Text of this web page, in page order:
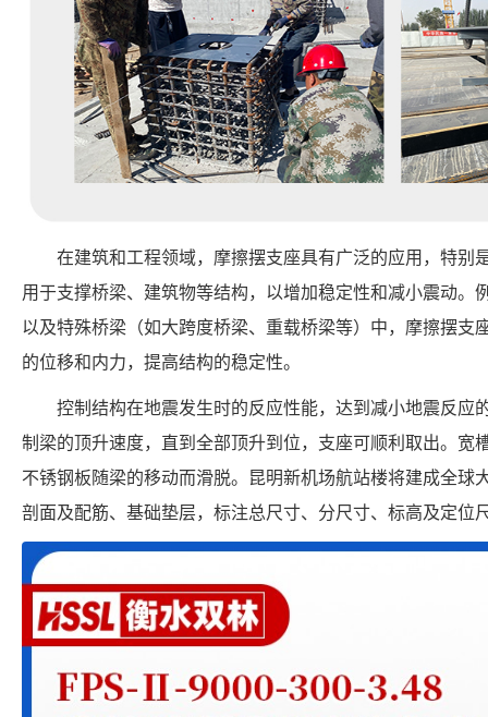
在建筑和工程领域，摩擦摆支座具有广泛的应用，特别
用于支撑桥梁、建筑物等结构，以增加稳定性和减小震动。
以及特殊桥梁（如大跨度桥梁、重载桥梁等）中，摩擦摆支
的位移和内力，提高结构的稳定性。
控制结构在地震发生时的反应性能，达到减小地震反应
制梁的顶升速度，直到全部顶升到位，支座可顺利取出。宽
不锈钢板随梁的移动而滑脱。昆明新机场航站楼将建成全球
剖面及配筋、基础垫层，标注总尺寸、分尺寸、标高及定位